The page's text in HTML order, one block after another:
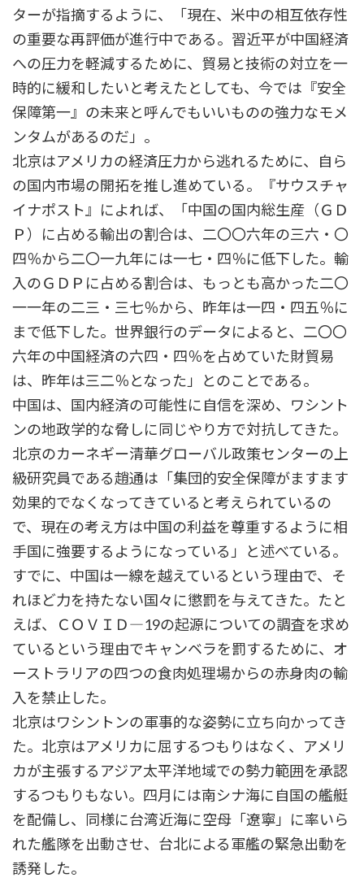
ターが指摘するように、「現在、米中の相互依存性
の重要な再評価が進行中である。習近平が中国経済
への圧力を軽減するために、貿易と技術の対立を一
時的に緩和したいと考えたとしても、今では『安全
保障第一』の未来と呼んでもいいものの強力なモメ
ンタムがあるのだ」。
北京はアメリカの経済圧力から逃れるために、自ら
の国内市場の開拓を推し進めている。『サウスチャ
イナポスト』によれば、「中国の国内総生産（ＧＤ
Ｐ）に占める輸出の割合は、二〇〇六年の三六・〇
四％から二〇一九年には一七・四％に低下した。輸
入のＧＤＰに占める割合は、もっとも高かった二〇
一一年の二三・三七％から、昨年は一四・四五％に
まで低下した。世界銀行のデータによると、二〇〇
六年の中国経済の六四・四％を占めていた財貿易
は、昨年は三二％となった」とのことである。
中国は、国内経済の可能性に自信を深め、ワシント
ンの地政学的な脅しに同じやり方で対抗してきた。
北京のカーネギー清華グローバル政策センターの上
級研究員である趙通は「集団的安全保障がますます
効果的でなくなってきていると考えられているの
で、現在の考え方は中国の利益を尊重するように相
手国に強要するようになっている」と述べている。
すでに、中国は一線を越えているという理由で、そ
れほど力を持たない国々に懲罰を与えてきた。たと
えば、ＣＯＶＩＤ―19の起源についての調査を求め
ているという理由でキャンベラを罰するために、オ
ーストラリアの四つの食肉処理場からの赤身肉の輸
入を禁止した。
北京はワシントンの軍事的な姿勢に立ち向かってき
た。北京はアメリカに屈するつもりはなく、アメリ
カが主張するアジア太平洋地域での勢力範囲を承認
するつもりもない。四月には南シナ海に自国の艦艇
を配備し、同様に台湾近海に空母「遼寧」に率いら
れた艦隊を出動させ、台北による軍艦の緊急出動を
誘発した。